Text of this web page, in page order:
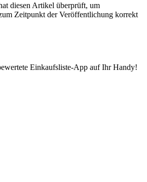
diesen Artikel überprüft, um
Zeitpunkt der Veröffentlichung korrekt
Einkaufsliste-App auf Ihr Handy!